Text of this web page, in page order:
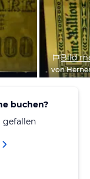
Bild
von
buchen?
gefallen